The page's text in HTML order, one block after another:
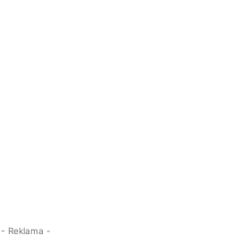
- Reklama -